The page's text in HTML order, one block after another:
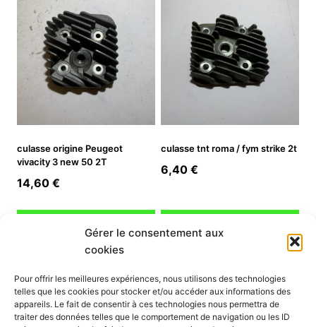
Gérer le consentement aux
cookies
Pour offrir les meilleures expériences, nous utilisons des technologies
telles que les cookies pour stocker et/ou accéder aux informations des
appareils. Le fait de consentir à ces technologies nous permettra de
traiter des données telles que le comportement de navigation ou les ID
culasse origine Peugeot
vivacity 3 new 50 2T
14,60 €
Ajouter au panier
culasse tnt roma / fym strike 2t
6,40 €
Ajouter au panier
INFORMATION
Mon compte
Nous contacter